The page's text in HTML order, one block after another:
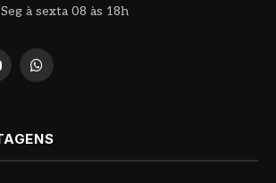
à sexta 08 às 18h
WhatsApp